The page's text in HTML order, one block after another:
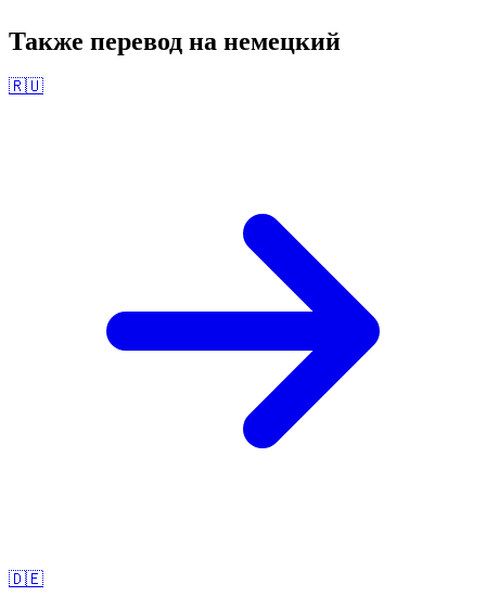
Также перевод на немецкий
🇷🇺
🇩🇪